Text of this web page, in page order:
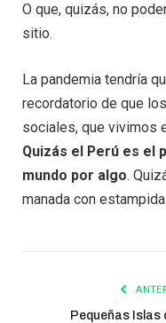
O que, quizás, no
sitio.
La pandemia tendría
recordatorio de que
sociales, que vivimos
Quizás el Perú es el
mundo por algo.
manada con estampida.
Pequeñas Islas